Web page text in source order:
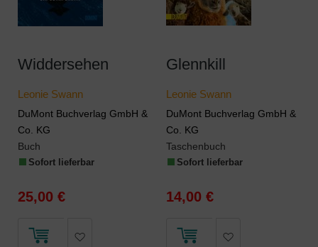
Widdersehen
Leonie Swann
DuMont Buchverlag GmbH &
Co. KG
Buch
Sofort lieferbar
25,00 €
Glennkill
Leonie Swann
DuMont Buchverlag GmbH &
Co. KG
Taschenbuch
Sofort lieferbar
14,00 €